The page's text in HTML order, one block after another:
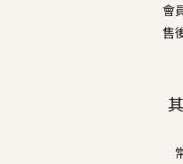
會
售